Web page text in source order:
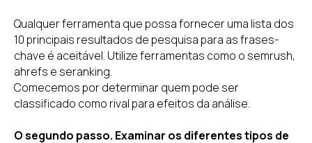
Qualquer ferramenta que possa fornecer uma lista dos
10 principais resultados de pesquisa para as frases-
chave é aceitável. Utilize ferramentas como o semrush,
ahrefs e seranking.
Comecemos por determinar quem pode ser
classificado como rival para efeitos da análise.
O segundo passo. Examinar os diferentes tipos de